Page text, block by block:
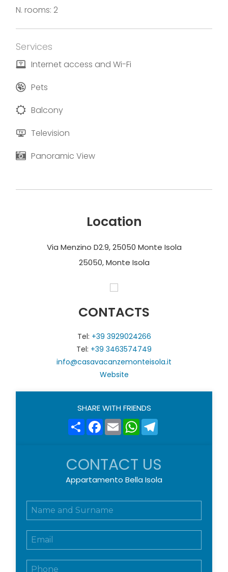
N. rooms: 2
Services
Internet access and Wi-Fi
Pets
Balcony
Television
Panoramic View
Location
Via Menzino D2.9, 25050 Monte Isola
25050, Monte Isola
CONTACTS
Tel: +39 3929024266
Tel: +39 3463574749
info@casavacanzemonteisola.it
Website
SHARE WITH FRIENDS
ShareFacebook
EmailWhatsApp
CONTACT US
Appartamento Bella Isola
N
E
m
T